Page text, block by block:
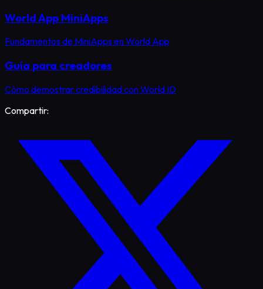
World App MiniApps
Fundamentos de MiniApps en World App
Guía para creadores
Cómo demostrar credibilidad con World ID
Compartir: